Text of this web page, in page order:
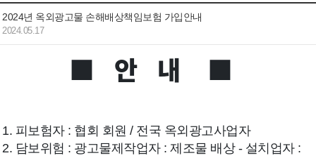
2024년 옥외광고물 손해배상책임보험 가입안내
2024.05.17
■ 안 내 ■
1. 피보험자 : 협회 회원 / 전국 옥외광고사업자
2. 담보위험 : 광고물제작업자 : 제조물 배상 - 설치업자 :